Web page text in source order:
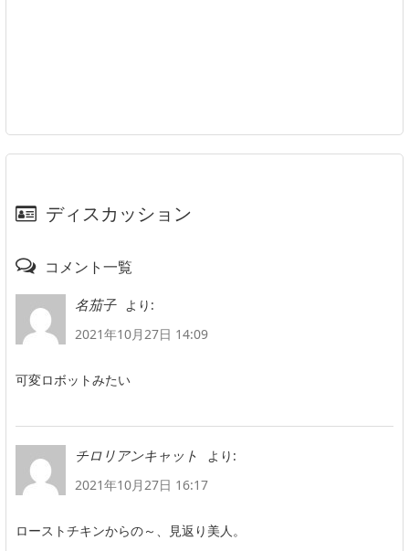
ディスカッション
コメント一覧
名茄子
より:
2021年10月27日 14:09
可変ロボットみたい
チロリアンキャット
より:
2021年10月27日 16:17
ローストチキンからの～、見返り美人。